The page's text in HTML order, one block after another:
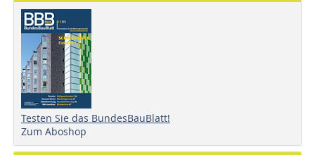
Testen Sie das BundesBauBlatt!
Zum Aboshop